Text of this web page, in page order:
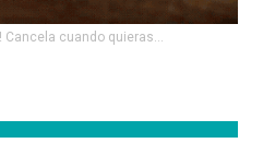
Cancela cuando quieras...